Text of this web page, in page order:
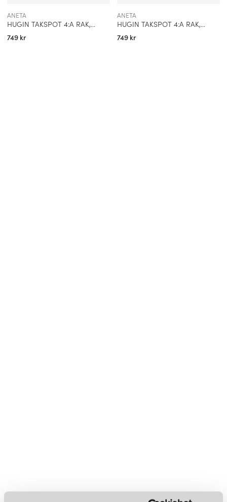
ANETA
HUGIN TAKSPOT 4:A RAK, SVART
749 kr
ANETA
HUGIN TAKSPOT 4:A RAK, VIT
749 kr